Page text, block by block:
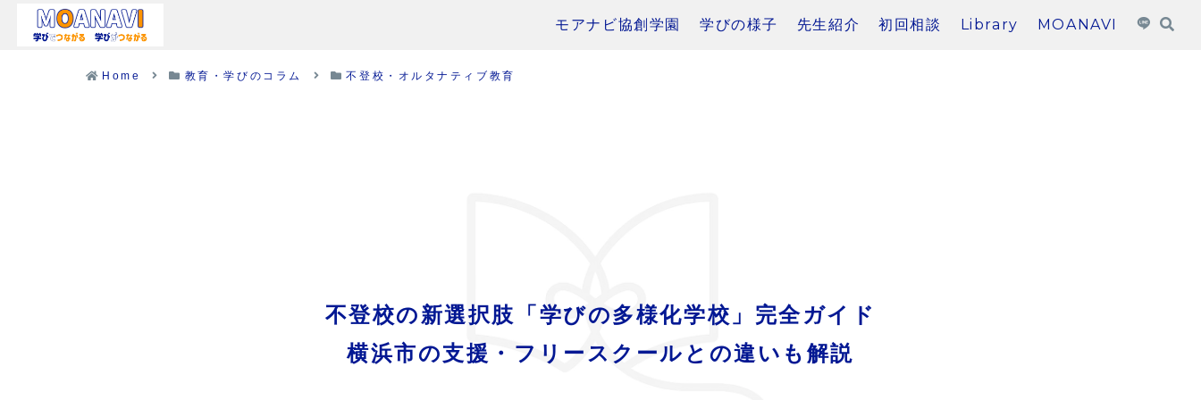
モアナビ協創学園 学びの様子 先生紹介 初回相談 Library MOANAVI
Home 教育・学びのコラム 不登校・オルタナティブ教育
不登校の新選択肢「学びの多様化学校」完全ガイド
横浜市の支援・フリースクールとの違いも解説